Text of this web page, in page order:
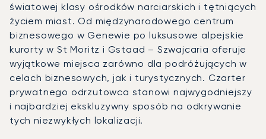
światowej klasy ośrodków narciarskich i tętniących
życiem miast. Od międzynarodowego centrum
biznesowego w Genewie po luksusowe alpejskie
kurorty w St Moritz i Gstaad – Szwajcaria oferuje
wyjątkowe miejsca zarówno dla podróżujących w
celach biznesowych, jak i turystycznych. Czarter
prywatnego odrzutowca stanowi najwygodniejszy
i najbardziej ekskluzywny sposób na odkrywanie
tych niezwykłych lokalizacji.